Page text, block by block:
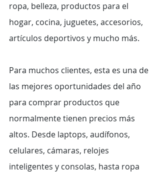
ropa, belleza, productos para el
hogar, cocina, juguetes, accesorios,
artículos deportivos y mucho más.
Para muchos clientes, esta es una de
las mejores oportunidades del año
para comprar productos que
normalmente tienen precios más
altos. Desde laptops, audífonos,
celulares, cámaras, relojes
inteligentes y consolas, hasta ropa